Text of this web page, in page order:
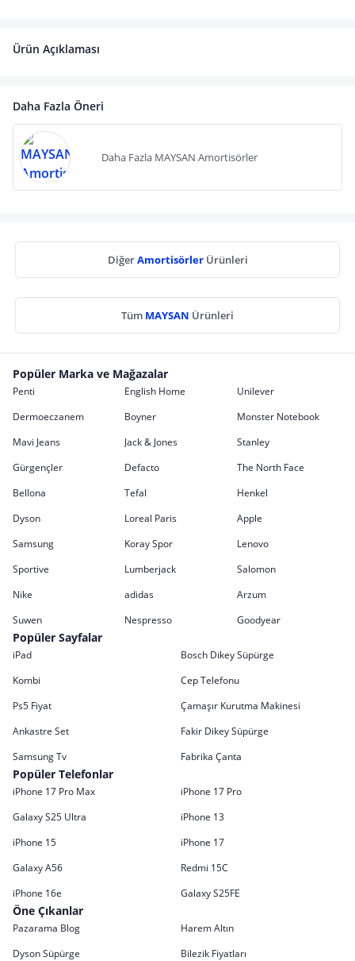
Ürün Açıklaması
Daha Fazla Öneri
Daha Fazla MAYSAN Amortisörler
DiğerAmortisörler Ürünleri
Tüm MAYSAN Ürünleri
Popüler Marka ve Mağazalar
Penti English Home
Unilever
Dermoeczanem
Boyner
Monster Notebook
Mavi Jeans
Jack & Jones
Stanley
Gürgençler
Defacto
The North Face
Bellona
Tefal
Henkel
Dyson
Loreal Paris
Apple
Samsung
Koray Spor
Lenovo
Sportive
Lumberjack
Salomon
Nike
adidas
Arzum
Suwen
Nespresso Goodyear
Popüler Sayfalar
iPad
Bosch Dikey Süpürge
Kombi
Cep Telefonu
Ps5 Fiyat
Çamaşır Kurutma Makinesi
Ankastre Set
Fakir Dikey Süpürge
Samsung Tv
Fabrika Çanta
Popüler Telefonlar
iPhone 17 Pro Max
iPhone 17 Pro
Galaxy S25 Ultra
iPhone 13
iPhone 15
iPhone 17
Galaxy A56
Redmi 15C
iPhone 16e
Galaxy S25FE
Öne Çıkanlar
Pazarama Blog
Harem Altın
Dyson Süpürge
Bilezik Fiyatları